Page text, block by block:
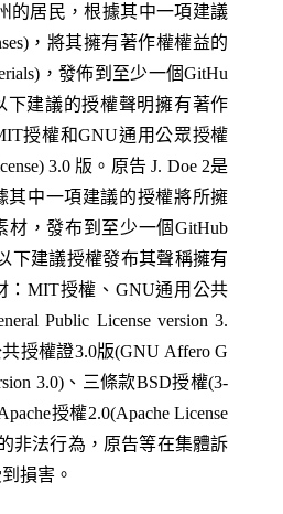
的居民，根據其中一項建議
，將其擁有著作權權益的
，發佈到至少一個GitHu
下建議的授權聲明擁有著作
授權和GNU通用公眾授權
3.0 版。原告 J. Doe 2是
其中一項建議的授權將所擁
材，發布到至少一個GitHub
下建議授權發布其聲稱擁有
：MIT授權、GNU通用公共
Public License version 3.
授權證3.0版(GNU Affero G
3.0)、三條款BSD授權(3-
授權2.0(Apache License
非法行為，原告等在集體訴
損害。